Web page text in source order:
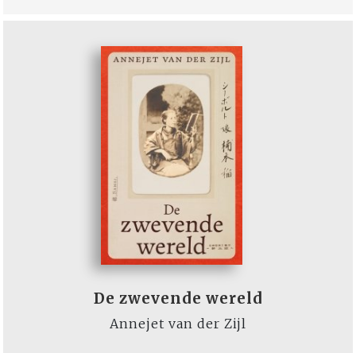
De zwevende wereld
Annejet van der Zijl